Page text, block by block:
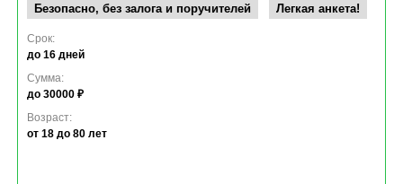
Безопасно, без залога и поручителей
Легкая анкета!
Срок:
до 16 дней
Сумма:
до 30000 ₽
Возраст:
от 18 до 80 лет